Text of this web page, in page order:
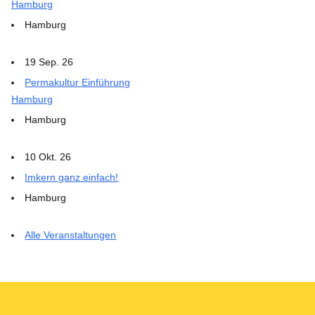
Hamburg
Hamburg
19 Sep. 26
Permakultur Einführung
Hamburg
Hamburg
10 Okt. 26
Imkern ganz einfach!
Hamburg
Alle Veranstaltungen